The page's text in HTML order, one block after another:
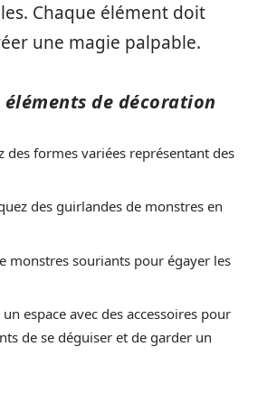
Chaque élément doit
une magie palpable.
de décoration
des formes variées représentant des
des guirlandes de monstres en
monstres souriants pour égayer les
un espace avec des accessoires pour
de se déguiser et de garder un